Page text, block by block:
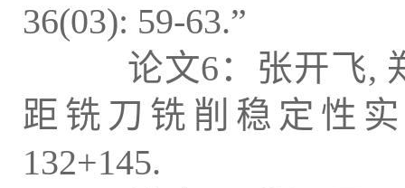
36(03): 59-63.”
论文6：张开飞, 郑
距铣刀铣削稳定性实
132+145.